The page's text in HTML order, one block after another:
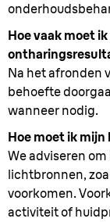
Hoe vaak moet
Na het afronden
behoefte
wanneer nodig.
Hoe moet ik mijn
We adviseren
lichtbronnen,
voorkomen.
activiteit of